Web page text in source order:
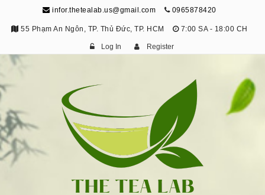
infor.thetealab.us@gmail.com 0965878420
55 Phạm An Ngôn, TP. Thủ Đức, TP. HCM 7:00 SA - 18:00 CH
Log In Register